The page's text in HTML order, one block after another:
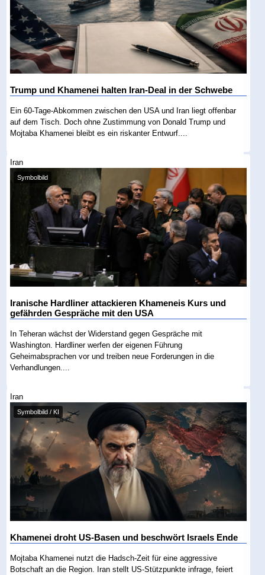
Trump und Khamenei halten Iran-Deal in der Schwebe
Ein 60-Tage-Abkommen zwischen den USA und Iran liegt offenbar
auf dem Tisch. Doch ohne Zustimmung von Donald Trump und
Mojtaba Khamenei bleibt es ein riskanter Entwurf....
Iran
Symbolbild
Iranische Hardliner attackieren Khameneis Kurs und
gefährden Gespräche mit den USA
In Teheran wächst der Widerstand gegen Gespräche mit
Washington. Hardliner werfen der eigenen Führung
Geheimabsprachen vor und treiben neue Forderungen in die
Verhandlungen....
Iran
Symbolbild / KI
Khamenei droht US-Basen und beschwört Israels Ende
Mojtaba Khamenei nutzt die Hadsch-Zeit für eine aggressive
Botschaft an die Region. Iran stellt US-Stützpunkte infrage, feiert